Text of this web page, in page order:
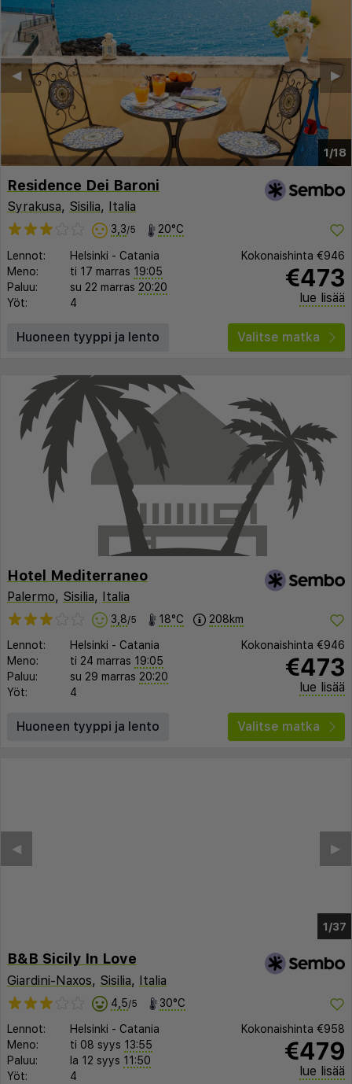
1/18
▶︎
◀︎
Residence Dei Baroni
Syrakusa, Sisilia, Italia
3,3/5 20°C
Lennot: Helsinki - Catania
Meno:
ti 17 marras 19:05
Paluu:
su 22 marras 20:20
Yöt:
4
Kokonaishinta €946
€473
lue lisää
Huoneen tyyppi ja lento Valitse matka
Hotel Mediterraneo
Palermo, Sisilia, Italia
3,8/5 18°C 208km
Lennot: Helsinki - Catania
Meno:
ti 24 marras 19:05
Paluu:
su 29 marras 20:20
Yöt:
4
Kokonaishinta €946
€473
lue lisää
Huoneen tyyppi ja lento Valitse matka
1/33
▶︎
◀︎
B&B Sicily In Love
Giardini-Naxos, Sisilia, Italia
4,5/5 30°C
Lennot: Helsinki - Catania
Meno:
ti 08 syys 13:55
Paluu:
la 12 syys 11:50
Yöt:
4
Kokonaishinta €958
€479
lue lisää